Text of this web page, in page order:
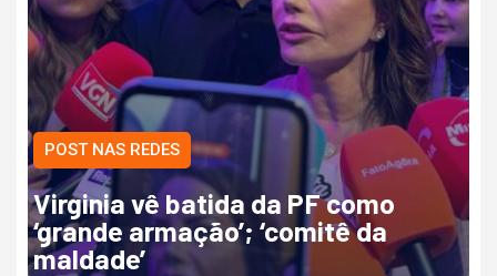
POST NAS REDES
Virginia vê batida da PF como
‘grande armação’; ‘comitê da
maldade’